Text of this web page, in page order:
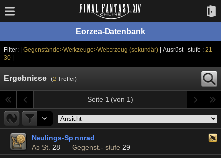
Eorzea-Datenbank
Filter: | Gegenstände>Werkzeuge>Weberzeug (sekundär) | Ausrüst.- stufe : 21-
30|
Ergebnisse (2 Treffer)
Seite 1 (von 1)
Neulings-Spinnrad
Ab St. 28 Gegenst.- stufe 29